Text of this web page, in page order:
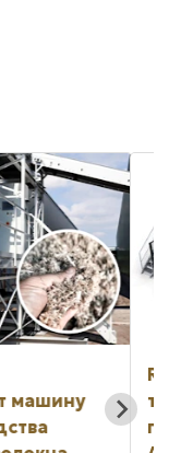
Raute поставляет
технологию
панелей в